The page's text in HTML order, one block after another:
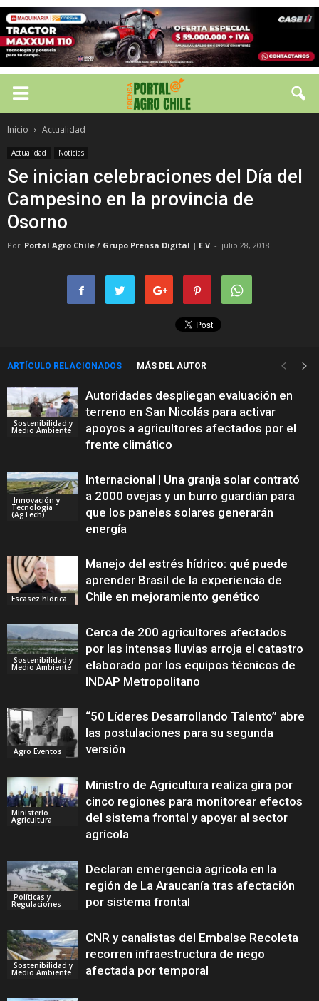
Inicio Actualidad
Actualidad Noticias
Se inician celebraciones del Día del
Campesino en la provincia de
Osorno
Por Portal Agro Chile / Grupo Prensa Digital | E.V - julio 28, 2018
ARTÍCULO RELACIONADOS MÁS DEL AUTOR
Sostenibilidad y
Medio Ambiente
Autoridades despliegan evaluación en
terreno en San Nicolás para activar
apoyos a agricultores afectados por el
frente climático
Innovación y
Tecnología
(AgTech)
Internacional | Una granja solar contrató
a 2000 ovejas y un burro guardián para
que los paneles solares generarán
energía
Escasez hídrica
Manejo del estrés hídrico: qué puede
aprender Brasil de la experiencia de
Chile en mejoramiento genético
Sostenibilidad y
Medio Ambiente
Cerca de 200 agricultores afectados
por las intensas lluvias arroja el catastro
elaborado por los equipos técnicos de
INDAP Metropolitano
Agro Eventos
“50 Líderes Desarrollando Talento” abre
las postulaciones para su segunda
versión
Ministerio
Agricultura
Ministro de Agricultura realiza gira por
cinco regiones para monitorear efectos
del sistema frontal y apoyar al sector
agrícola
Políticas y
Regulaciones
Declaran emergencia agrícola en la
región de La Araucanía tras afectación
por sistema frontal
Sostenibilidad y
Medio Ambiente
CNR y canalistas del Embalse Recoleta
recorren infraestructura de riego
afectada por temporal